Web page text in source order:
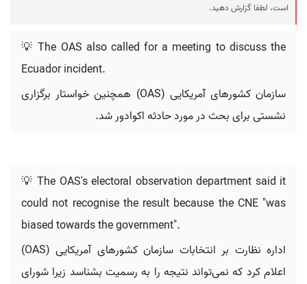
است، لطفا گزارش دهید.
💡 The OAS also called for a meeting to discuss the
Ecuador incident.
سازمان کشورهای آمریکایی (OAS) همچنین خواستار برگزاری
نشستی برای بحث در مورد حادثه اکوادور شد.
💡 The OAS's electoral observation department said it
could not recognise the result because the CNE "was
biased towards the government".
اداره نظارت بر انتخابات سازمان کشورهای آمریکایی (OAS)
اعلام کرد که نمی‌تواند نتیجه را به رسمیت بشناسد زیرا شورای